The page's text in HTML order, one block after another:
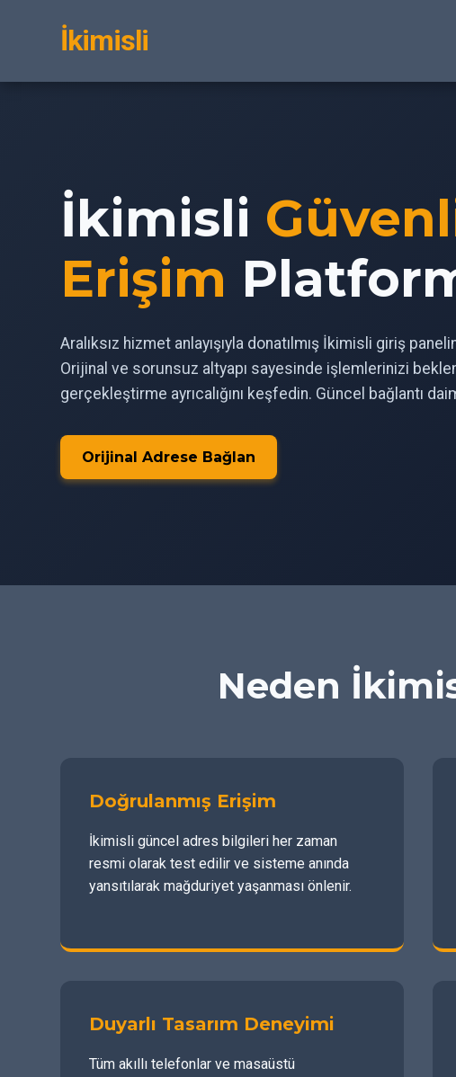
İkimisli
İkimisli
Erişim
Aralıksız hizmet anlayışıyla donatılmış İkimisli giriş
Orijinal ve sorunsuz altyapı sayesinde işlemlerinizi
gerçekleştirme ayrıcalığını keşfedin. Güncel bağlantı
Orijinal Adrese Bağlan
Neden
Doğrulanmış Erişim
İkimisli güncel adres bilgileri her zaman
resmi olarak test edilir ve sisteme anında
yansıtılarak mağduriyet yaşanması önlenir.
Duyarlı Tasarım Deneyimi
Tüm akıllı telefonlar ve masaüstü